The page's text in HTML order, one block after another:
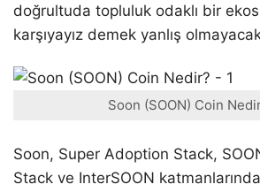
doğrultuda topluluk odaklı bir
karşıyayız demek yanlış
Soon (SOON) Coin
Soon, Super Adoption Stack,
Stack ve InterSOON